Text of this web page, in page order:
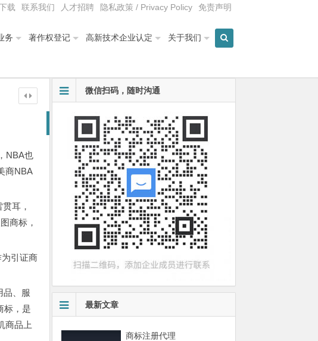
载 联系我们 人才招聘 隐私政策 / Privacy Policy 免责声明
务 著作权登记 高新技术企业认定 关于我们
NBA也
商NBA
耳，
商标，
引证商
品、服
标，是
商品上
微信扫码，随时沟通
最新文章
商标注册代理